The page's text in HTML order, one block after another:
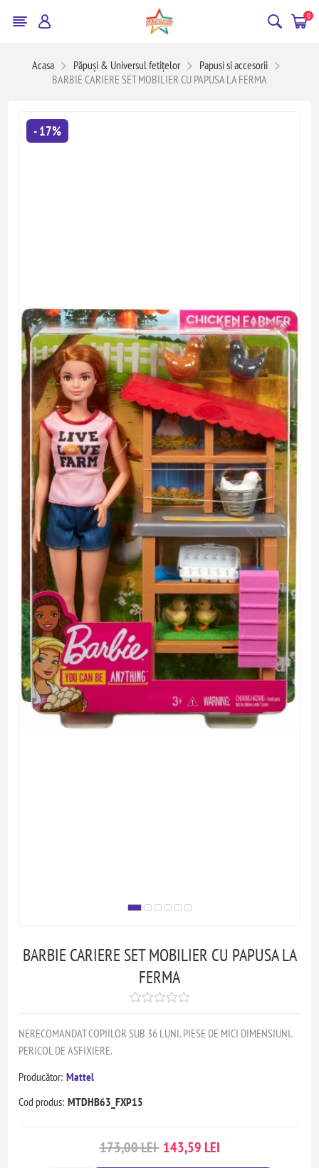
0
Acasa Păpuși & Universul fetițelor
Papusi si accesorii
BARBIE CARIERE SET MOBILIER CU PAPUSA LA FERMA
- 17%
BARBIE CARIERE SET MOBILIER CU PAPUSA LA
FERMA
NERECOMANDAT COPIILOR SUB 36 LUNI. PIESE DE MICI DIMENSIUNI.
PERICOL DE ASFIXIERE.
Producător: Mattel
Cod produs: MTDHB63_FXP15
173,00 LEI 143,59 LEI